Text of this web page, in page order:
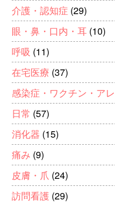
介護・認知症 (29)
眼・鼻・口内・耳 (10)
呼吸 (11)
在宅医療 (37)
感染症・ワクチン・ア
日常 (57)
消化器 (15)
痛み (9)
皮膚・爪 (24)
訪問看護 (29)